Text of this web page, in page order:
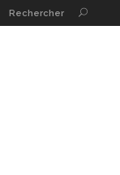
Rechercher